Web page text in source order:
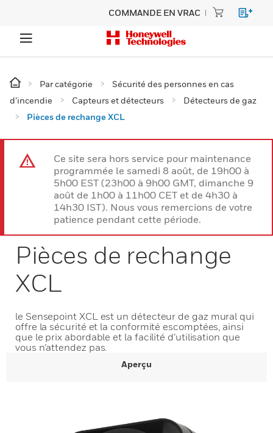
COMMANDE EN VRAC
Par catégorie
Sécurité des personnes en cas
d’incendie
Capteurs et détecteurs
Détecteurs de gaz
Pièces de rechange XCL
Ce site sera hors service pour maintenance
programmée le samedi 8 août, de 19h00 à
5h00 EST (23h00 à 9h00 GMT, dimanche 9
août de 1h00 à 11h00 CET et de 4h30 à
14h30 IST). Nous vous remercions de votre
patience pendant cette période.
Pièces de rechange
XCL
le Sensepoint XCL est un détecteur de gaz mural qui
offre la sécurité et la conformité escomptées, ainsi
que le prix abordable et la facilité d’utilisation que
vous n’attendez pas.
Aperçu